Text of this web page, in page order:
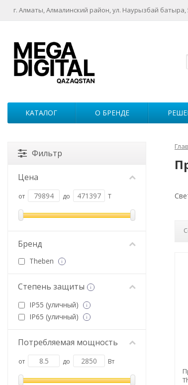
г. Алматы, Алмалинский район, ул. Наурызбай батыра,
КАТАЛОГ О БРЕНДЕ
Фильтр
Цена
от до T
Бренд
Theben i
Степень защиты i
IP55 (уличный) i
IP65 (уличный) i
Потребляемая мощность
от до Вт